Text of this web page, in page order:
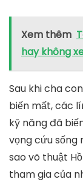
Xem thêm
hay không
Sau khi cha
biến mất, các
kỹ năng đã
vọng cứu sống
sao võ thuật
tham gia của